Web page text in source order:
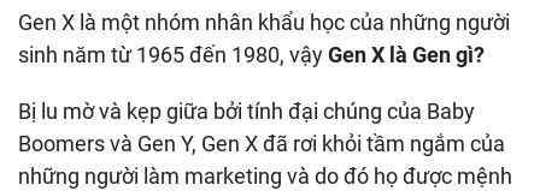
Gen X là một nhóm nhân khẩu học của những người
sinh năm từ 1965 đến 1980, vậyGen X là Gen gì?
Bị lu mờ và kẹp giữa bởi tính đại chúng của Baby
Boomers và Gen Y, Gen X đã rơi khỏi tầm ngắm của
những người làm marketing và do đó họ được mệnh